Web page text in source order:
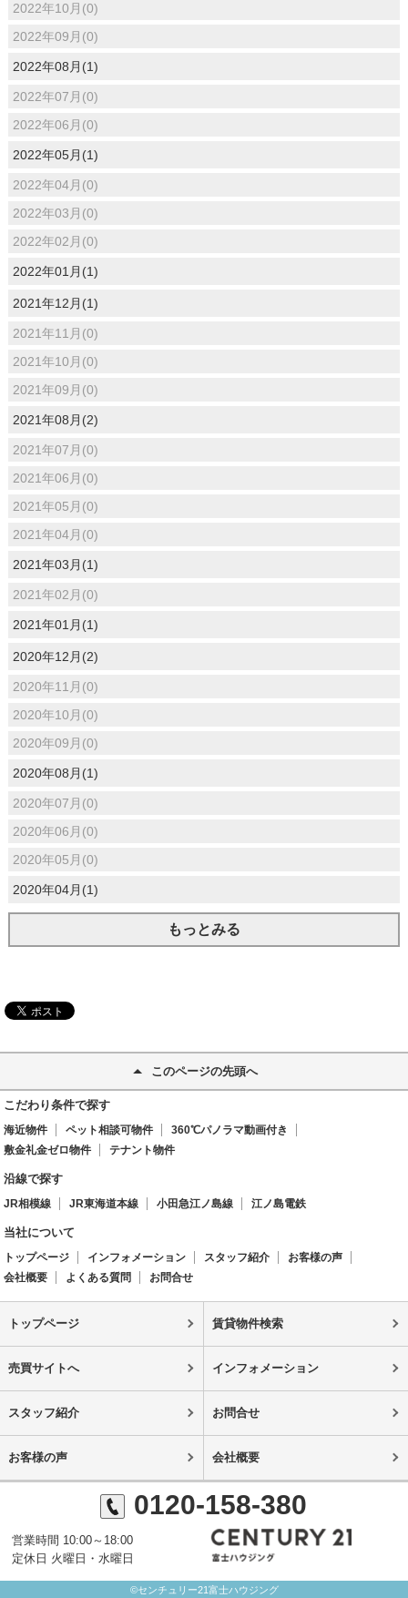
2022年10月(0)
2022年09月(0)
2022年08月(1)
2022年07月(0)
2022年06月(0)
2022年05月(1)
2022年04月(0)
2022年03月(0)
2022年02月(0)
2022年01月(1)
2021年12月(1)
2021年11月(0)
2021年10月(0)
2021年09月(0)
2021年08月(2)
2021年07月(0)
2021年06月(0)
2021年05月(0)
2021年04月(0)
2021年03月(1)
2021年02月(0)
2021年01月(1)
2020年12月(2)
2020年11月(0)
2020年10月(0)
2020年09月(0)
2020年08月(1)
2020年07月(0)
2020年06月(0)
2020年05月(0)
2020年04月(1)
もっとみる
このページの先頭へ
こだわり条件で探す
海近物件 ペット相談可物件
360℃パノラマ動画付き
敷金礼金ゼロ物件
テナント物件
沿線で探す
JR相模線 JR東海道本線 小田急江ノ島線 江ノ島電鉄
当社について
トップページ インフォメーション スタッフ紹介
お客様の声
会社概要
よくある質問 お問合せ
トップページ 賃貸物件検索
売買サイトへ インフォメーション
スタッフ紹介 お問合せ
お客様の声 会社概要
0120-158-380
営業時間 10:00～18:00
定休日 火曜日・水曜日
©センチュリー21富士ハウジング